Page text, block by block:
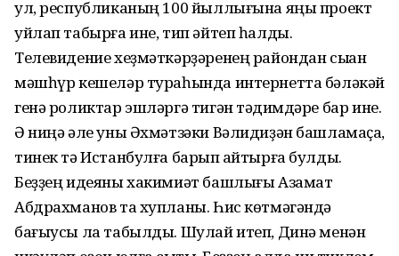
ул, республиканың 100 йыллығына яңы проект
уйлап табырға ине, тип әйтеп һалды.
Телевидение хеҙмәткәр­ҙә­ре­нең райондан сыҡҡан
мәшһүр кешеләр тураһында интернетта бәләкәй
генә роликтар эшләргә тигән тәҡдимдәре бар ине.
Ә ниңә әле уны Әхмәтзәки Вәлидиҙән башла­маҫҡа,
тинек тә Истанбулға барып ҡай­тырға булдыҡ.
Беҙҙең идеяны хаки­миәт башлығы Азамат
Абдрахманов та хупланы. Һис көтмәгәндә
бағыусы ла табылды. Шулай итеп, Динә менән